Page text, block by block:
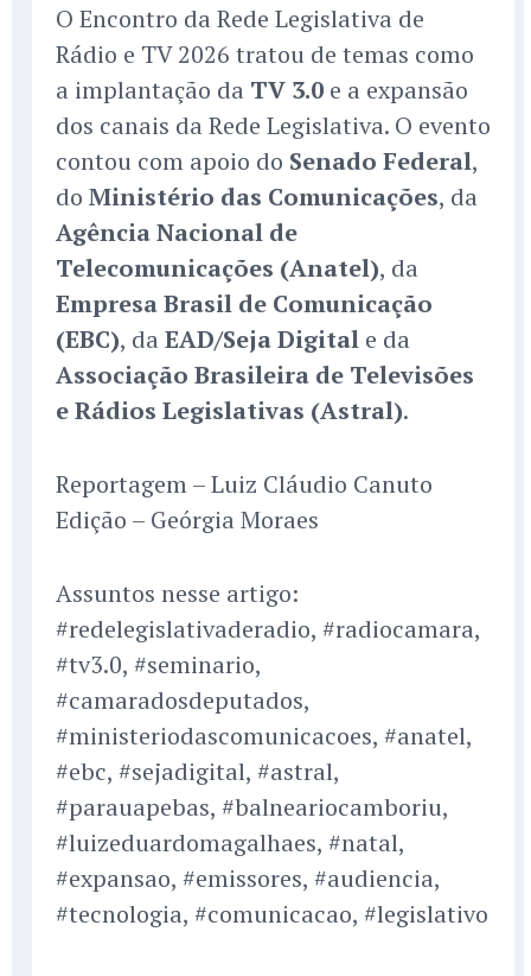
O Encontro da Rede Legislativa de
Rádio e TV 2026 tratou de temas como
a implantação da TV 3.0 e a expansão
dos canais da Rede Legislativa. O evento
contou com apoio do Senado Federal,
do Ministério das Comunicações, da
Agência Nacional de
Telecomunicações (Anatel), da
Empresa Brasil de Comunicação
(EBC), da EAD/Seja Digital e da
Associação Brasileira de Televisões
e Rádios Legislativas (Astral).
Reportagem – Luiz Cláudio Canuto
Edição – Geórgia Moraes
Assuntos nesse artigo:
#redelegislativaderadio, #radiocamara,
#tv3.0, #seminario,
#camaradosdeputados,
#ministeriodascomunicacoes, #anatel,
#ebc, #sejadigital, #astral,
#parauapebas, #balneariocamboriu,
#luizeduardomagalhaes, #natal,
#expansao, #emissores, #audiencia,
#tecnologia, #comunicacao, #legislativo